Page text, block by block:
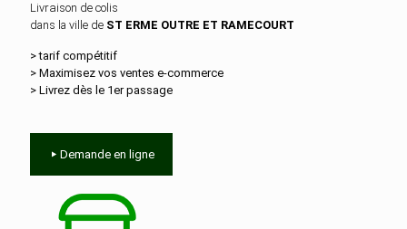
Livraison de colis
dans la ville de ST ERME OUTRE ET RAMECOURT
> tarif compétitif
> Maximisez vos ventes e‑commerce
> Livrez dès le 1er passage
Demande en ligne